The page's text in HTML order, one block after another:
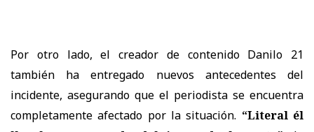
Por otro lado, el creador de contenido Danilo 21
también ha entregado nuevos antecedentes del
incidente, asegurando que el periodista se encuentra
completamente afectado por la situación. “Literal él